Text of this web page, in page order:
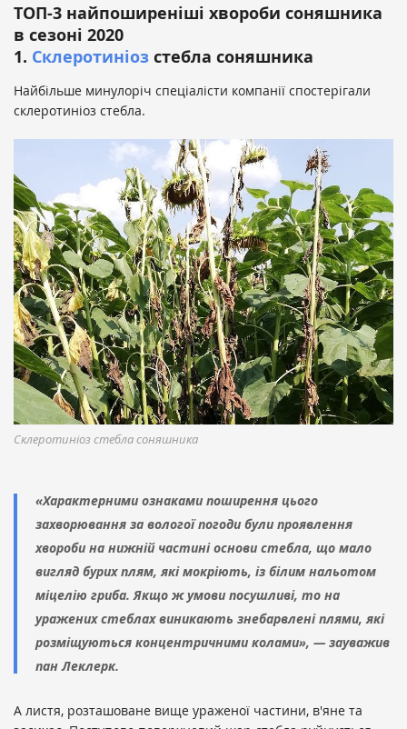
ТОП-3 найпоширеніші хвороби соняшника
в сезоні 2020
1. Склеротиніоз стебла соняшника
Найбільше минулоріч спеціалісти компанії спостерігали
склеротиніоз стебла.
Склеротиніоз стебла соняшника
«Характерними ознаками поширення цього
захворювання за вологої погоди були проявлення
хвороби на нижній частині основи стебла, що мало
вигляд бурих плям, які мокріють, із білим нальотом
міцелію гриба. Якщо ж умови посушливі, то на
уражених стеблах виникають знебарвлені плями, які
розміщуються концентричними колами», — зауважив
пан Леклерк.
А листя, розташоване вище ураженої частини, в'яне та